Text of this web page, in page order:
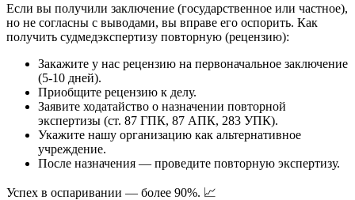
Если вы получили заключение (государственное или частное),
но не согласны с выводами, вы вправе его оспорить. Как
получить судмедэкспертизу повторную (рецензию):
Закажите у нас рецензию на первоначальное заключение
(5-10 дней).
Приобщите рецензию к делу.
Заявите ходатайство о назначении повторной
экспертизы (ст. 87 ГПК, 87 АПК, 283 УПК).
Укажите нашу организацию как альтернативное
учреждение.
После назначения — проведите повторную экспертизу.
Успех в оспаривании — более 90%. 📈